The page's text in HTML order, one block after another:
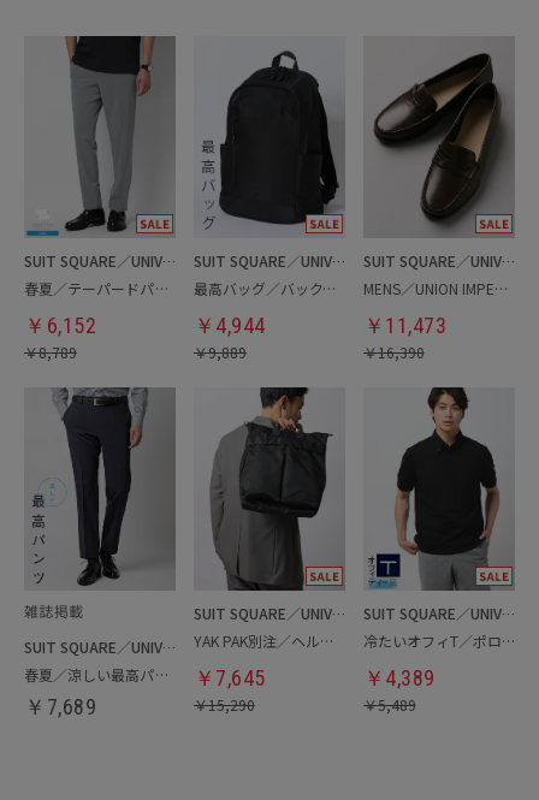
SUIT SQUARE／UNIVERSAL LANGUAGE
春夏／テーパードパンツ
￥ 6,152
￥8,789
SUIT SQUARE／UNIVERSAL LANGUAGE
最高バッグ／バックパック
￥ 4,944
￥9,889
SUIT SQUARE／UNIVERSAL LANGUAGE
MENS／UNION IMPERIAL監修／コインローファー
￥ 11,473
￥16,390
SUIT SQUARE／UNIVERSAL LANGUAGE
春夏／涼しい最高パンツ
￥ 7,689
SUIT SQUARE／UNIVERSAL LANGUAGE
YAK PAK別注／ヘルメットバッグ
￥ 7,645
￥15,290
SUIT SQUARE／UNIVERSAL LANGUAGE
冷たいオフィT／ポロシャツ
￥ 4,389
￥5,489